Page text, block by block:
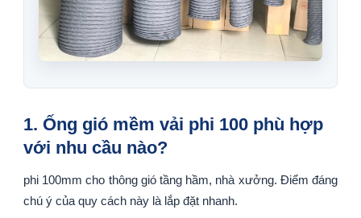
1. Ống gió mềm vải phi 100 phù hợp
với nhu cầu nào?
phi 100mm cho thông gió tầng hầm, nhà xưởng. Điểm đáng
chú ý của quy cách này là lắp đặt nhanh.